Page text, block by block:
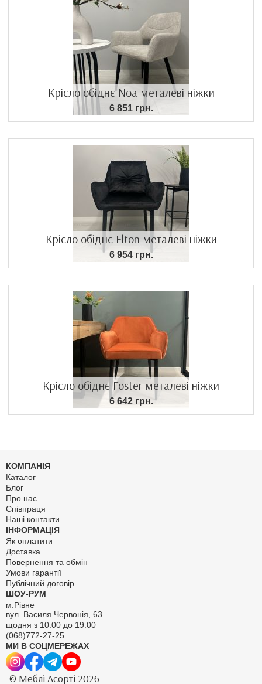
Крісло обіднє Noa металеві ніжки
6 851 грн.
Крісло обіднє Elton металеві ніжки
6 954 грн.
Крісло обіднє Foster металеві ніжки
6 642 грн.
КОМПАНІЯ
Каталог
Блог
Про нас
Співпраця
Наші контакти
ІНФОРМАЦІЯ
Як оплатити
Доставка
Повернення та обмін
Умови гарантії
Публічний договір
ШОУ-РУМ
м.Рівне
вул. Василя Червонія, 63
щодня з 10:00 до 19:00
(068)772-27-25
МИ В СОЦМЕРЕЖАХ
© Меблі Асорті 2026